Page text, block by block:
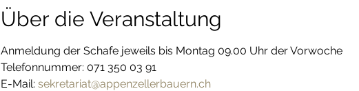
Über die Veranstaltung
Anmeldung der Schafe jeweils bis Montag 09.00 Uhr der Vorwoche
Telefonnummer: 071 350 03 91
E-Mail: sekretariat@appenzellerbauern.ch